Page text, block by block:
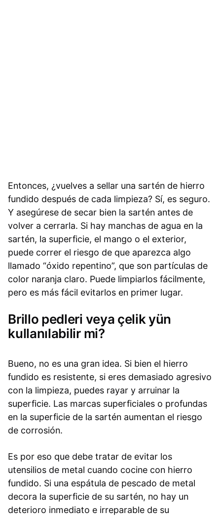
Entonces, ¿vuelves a sellar una sartén de hierro
fundido después de cada limpieza? Sí, es seguro.
Y asegúrese de secar bien la sartén antes de
volver a cerrarla. Si hay manchas de agua en la
sartén, la superficie, el mango o el exterior,
puede correr el riesgo de que aparezca algo
llamado “óxido repentino”, que son partículas de
color naranja claro. Puede limpiarlos fácilmente,
pero es más fácil evitarlos en primer lugar.
Brillo pedleri veya çelik yün
kullanılabilir mi?
Bueno, no es una gran idea. Si bien el hierro
fundido es resistente, si eres demasiado agresivo
con la limpieza, puedes rayar y arruinar la
superficie. Las marcas superficiales o profundas
en la superficie de la sartén aumentan el riesgo
de corrosión.
Es por eso que debe tratar de evitar los
utensilios de metal cuando cocine con hierro
fundido. Si una espátula de pescado de metal
decora la superficie de su sartén, no hay un
deterioro inmediato e irreparable de su